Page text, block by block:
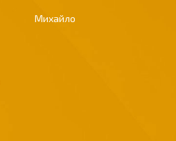
Михайло